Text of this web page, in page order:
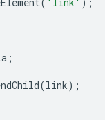
;
(link);